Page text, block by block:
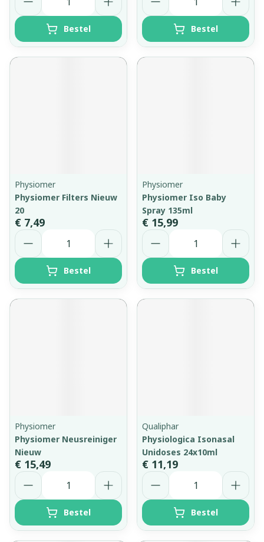
Bestel Bestel
Physiomer
Physiomer Filters Nieuw
20
€ 7,49
Aantal
Bestel
Physiomer
Physiomer Iso Baby
Spray 135ml
€ 15,99
Aantal
Bestel
Physiomer
Physiomer Neusreiniger
Nieuw
€ 15,49
Aantal
Bestel
Qualiphar
Physiologica Isonasal
Unidoses 24x10ml
€ 11,19
Aantal
Bestel